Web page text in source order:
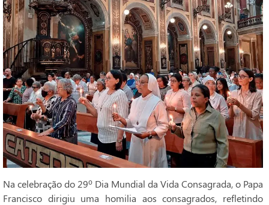
Na celebração do 29º Dia Mundial da Vida Consagrada, o Papa
Francisco dirigiu uma homilia aos consagrados, refletindo